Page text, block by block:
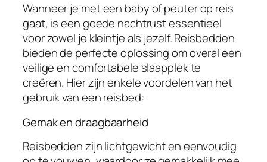
Wanneer je met een baby of peuter op reis
gaat, is een goede nachtrust essentieel
voor zowel je kleintje als jezelf. Reisbedden
bieden de perfecte oplossing om overal een
veilige en comfortabele slaapplek te
creëren. Hier zijn enkele voordelen van het
gebruik van een reisbed:
Gemak en draagbaarheid
Reisbedden zijn lichtgewicht en eenvoudig